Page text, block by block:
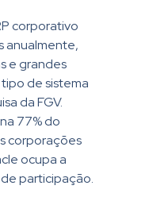
corporativo
anualmente,
e grandes
de sistema
da FGV.
77% do
corporações
ocupa a
participação.